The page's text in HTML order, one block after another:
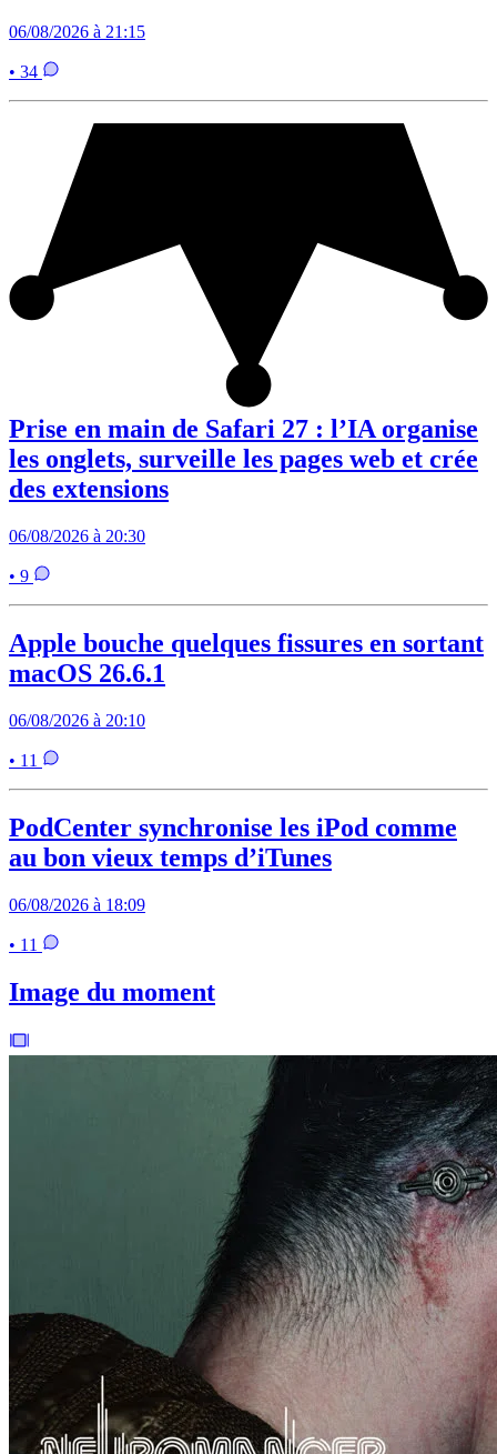
06/08/2026 à 21:15
• 34
Prise en main de Safari 27 : l’IA organise
les onglets, surveille les pages web et crée
des extensions
06/08/2026 à 20:30
• 9
Apple bouche quelques fissures en sortant
macOS 26.6.1
06/08/2026 à 20:10
• 11
PodCenter synchronise les iPod comme
au bon vieux temps d’iTunes
06/08/2026 à 18:09
• 11
Image du moment